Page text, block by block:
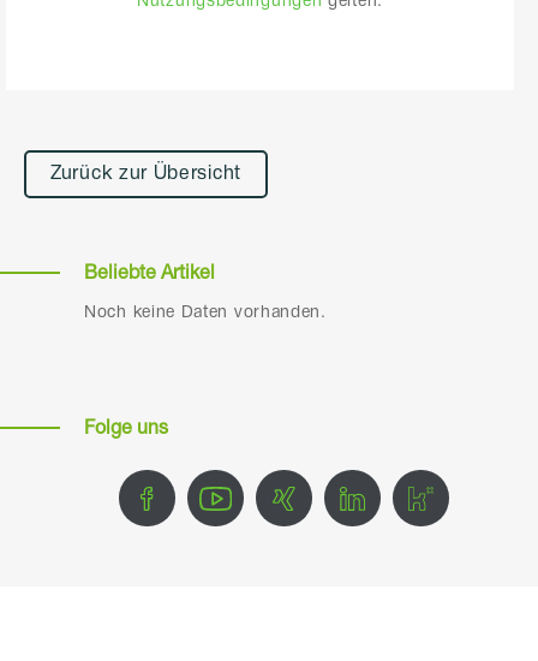
Zurück zur Übersicht
Beliebte Artikel
Noch keine Daten vorhanden.
Folge uns